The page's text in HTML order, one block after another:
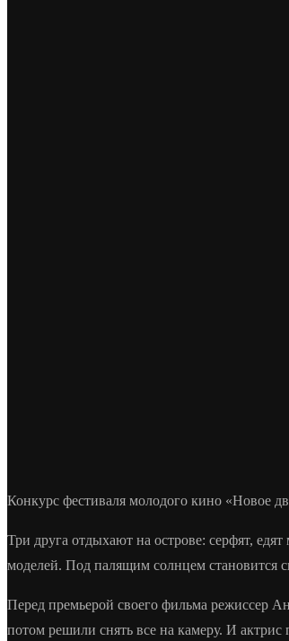
Конкурс фестиваля молодого кино «Новое
Три друга отдыхают на острове: серфят,
моделей. Под палящим солнцем становится
Перед премьерой своего фильма режиссер
потом решили снять все на камеру. И